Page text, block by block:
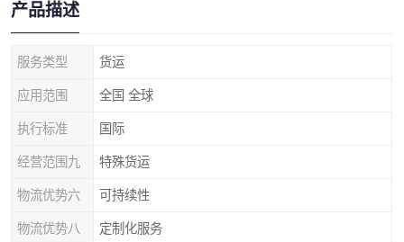
产品描述
服务类型 货运
应用范围 全国 全球
执行标准 国际
经营范围九 特殊货运
物流优势六 可持续性
物流优势八 定制化服务